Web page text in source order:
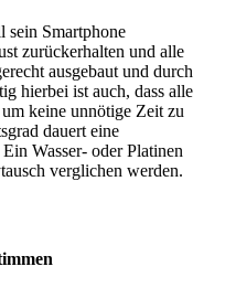
Smartphone
zurückerhalten und alle
ausgebaut und durch
hierbei ist auch, dass alle
keine unnötige Zeit zu
dauert eine
Wasser- oder Platinen
verglichen werden.